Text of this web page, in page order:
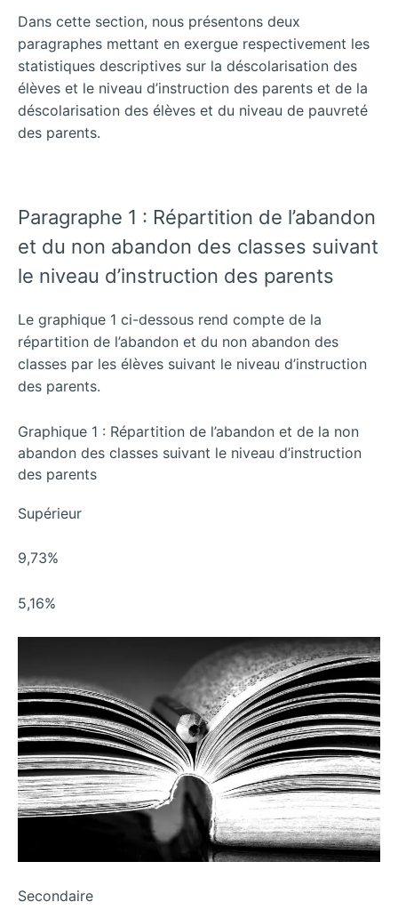
Dans cette section, nous présentons deux
paragraphes mettant en exergue respectivement les
statistiques descriptives sur la déscolarisation des
élèves et le niveau d’instruction des parents et de la
déscolarisation des élèves et du niveau de pauvreté
des parents.
Paragraphe 1 : Répartition de l’abandon
et du non abandon des classes suivant
le niveau d’instruction des parents
Le graphique 1 ci-dessous rend compte de la
répartition de l’abandon et du non abandon des
classes par les élèves suivant le niveau d’instruction
des parents.
Graphique 1 : Répartition de l’abandon et de la non
abandon des classes suivant le niveau d’instruction
des parents
Supérieur
9,73%
5,16%
Secondaire